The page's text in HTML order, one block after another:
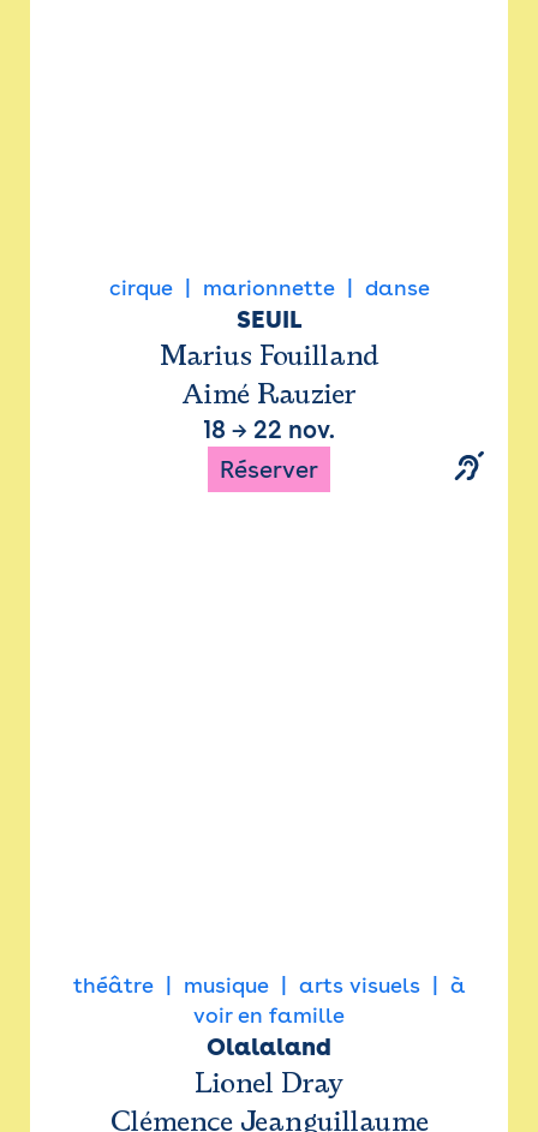
cirque marionnette danse
SEUIL
Marius Fouilland
Aimé Rauzier
18 → 22 nov.
Réserver
théâtre musique arts visuels
à
voir en famille
Olalaland
Lionel Dray
Clémence Jeanguillaume